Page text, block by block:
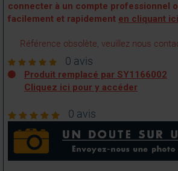
connecter à un compte professionnel
facilement et rapidement en cliquant
Référence obsolète, veuillez nous
0 avis
Produit remplacé par SY1166002
Cliquez ici pour y accéder
0 avis